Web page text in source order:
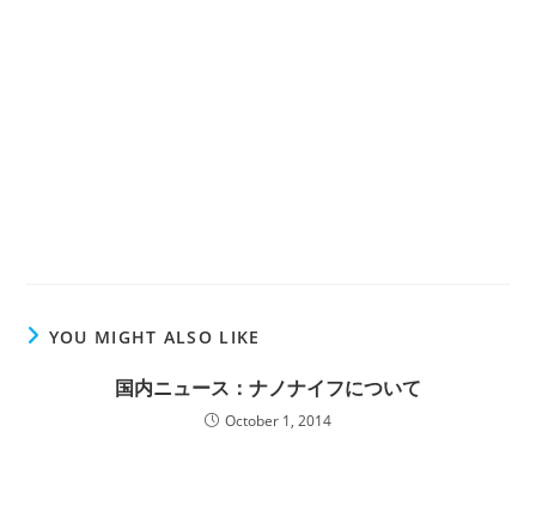
YOU MIGHT ALSO LIKE
国内ニュース：ナノナイフについて
October 1, 2014